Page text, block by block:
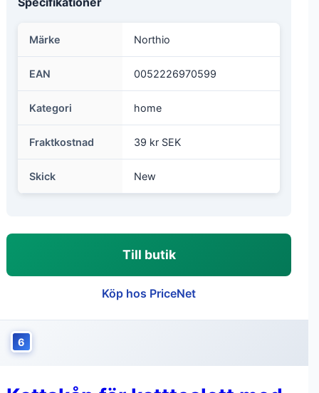
Märke Northio
EAN 0052226970599
Kategori home
Fraktkostnad 39 kr SEK
Skick New
Till butik
Köp hos PriceNet
6